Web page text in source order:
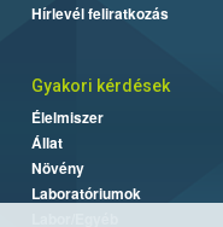
Hírlevél feliratkozás
Gyakori kérdések
Élelmiszer
Állat
Növény
Laboratóriumok